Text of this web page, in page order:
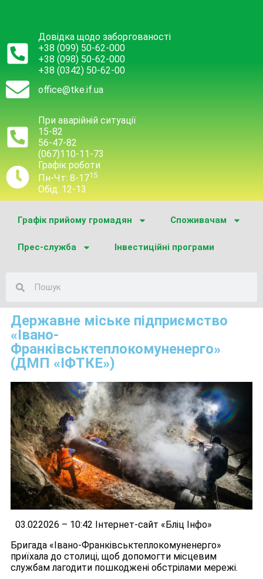
Довідка щодо заборгованості
+38 (099) 50-62-000
+38 (098) 50-62-000
+38 (0342) 50-62-00
office@tke.if.ua
При аварійній ситуації
15-82
56-47-82
(067)110-11-73
Графік роботи
Пн-Чт: 8-1715
Обід: 12-13
Графік прийому громадян Споживачам
Прес-служба Інвестиційні програми
Державне міське підприємство
«Івано-
Франківськтеплокомуненерго»
(ДМП «ІФТКЕ»)
03.022026 – 10:42 Інтернет-сайт «Бліц Інфо»
Бригада «Івано-Франківськтеплокомуненерго»
приїхала до столиці, щоб допомогти місцевим
службам лагодити пошкоджені обстрілами мережі.